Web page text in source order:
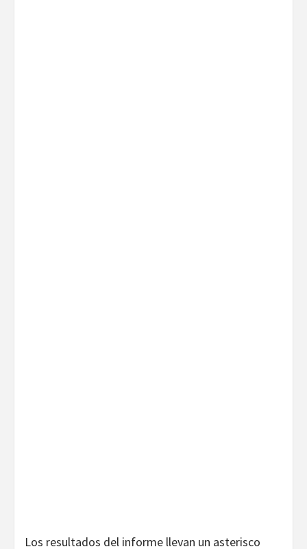
Los resultados del informe llevan un asterisco